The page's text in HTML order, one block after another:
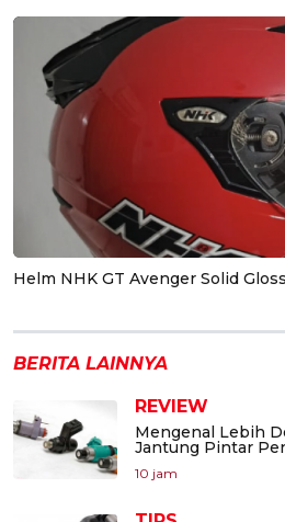
Helm NHK GT Avenger Solid
BERITA LAINNYA
REVIEW
Mengenal Lebih
Jantung Pintar
10 jam